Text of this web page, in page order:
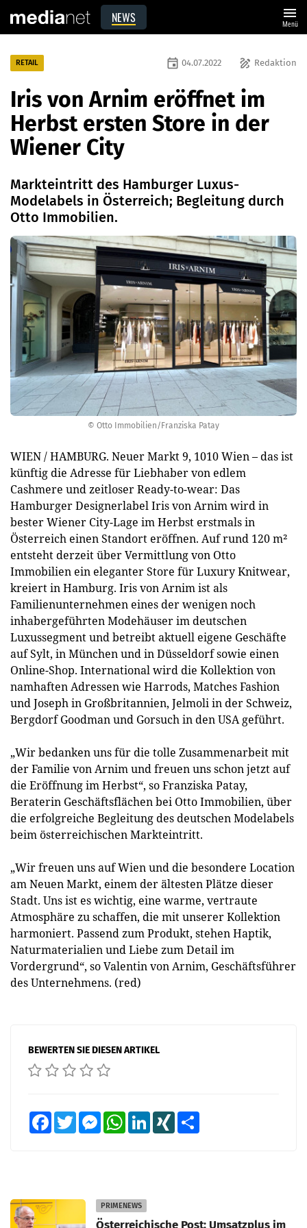
NEWS menu
Menü
© Otto Immobilien/Franziska Patay
RETAIL draw Redaktion
event 04.07.2022
Iris von Arnim eröffnet im
Herbst ersten Store in der
Wiener City
Markteintritt des Hamburger Luxus-
Modelabels in Österreich; Begleitung durch
Otto Immobilien.
WIEN / HAMBURG. Neuer Markt 9, 1010 Wien – das ist
künftig die Adresse für Liebhaber von edlem
Cashmere und zeitloser Ready-to-wear: Das
Hamburger Designerlabel Iris von Arnim wird in
bester Wiener City-Lage im Herbst erstmals in
Österreich einen Standort eröffnen. Auf rund 120 m²
entsteht derzeit über Vermittlung von Otto
Immobilien ein eleganter Store für Luxury Knitwear,
kreiert in Hamburg. Iris von Arnim ist als
Familienunternehmen eines der wenigen noch
inhabergeführten Modehäuser im deutschen
Luxussegment und betreibt aktuell eigene Geschäfte
auf Sylt, in München und in Düsseldorf sowie einen
Online-Shop. International wird die Kollektion von
namhaften Adressen wie Harrods, Matches Fashion
und Joseph in Großbritannien, Jelmoli in der Schweiz,
Bergdorf Goodman und Gorsuch in den USA geführt.
„Wir bedanken uns für die tolle Zusammenarbeit mit
der Familie von Arnim und freuen uns schon jetzt auf
die Eröffnung im Herbst“, so Franziska Patay,
Beraterin Geschäftsflächen bei Otto Immobilien, über
die erfolgreiche Begleitung des deutschen Modelabels
beim österreichischen Markteintritt.
„Wir freuen uns auf Wien und die besondere Location
am Neuen Markt, einem der ältesten Plätze dieser
Stadt. Uns ist es wichtig, eine warme, vertraute
Atmosphäre zu schaffen, die mit unserer Kollektion
harmoniert. Passend zum Produkt, stehen Haptik,
Naturmaterialien und Liebe zum Detail im
Vordergrund“, so Valentin von Arnim, Geschäftsführer
des Unternehmens. (red)
BEWERTEN SIE DIESEN ARTIKEL
FacebookTwitter MessengerWhatsAppLinkedInXING
PRIMENEWS
Österreichische Post: Umsatzplus im